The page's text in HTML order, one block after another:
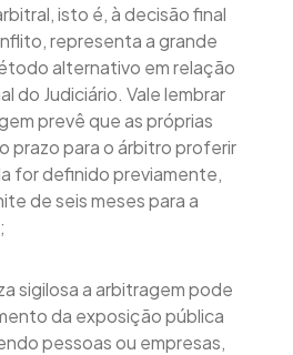
isto é, à decisão final
representa a grande
alternativo em relação
do Judiciário. Vale lembrar
prevê que as próprias
prazo para o árbitro proferir
for definido previamente,
de seis meses para a
sigilosa a arbitragem pode
da exposição pública
pessoas ou empresas,